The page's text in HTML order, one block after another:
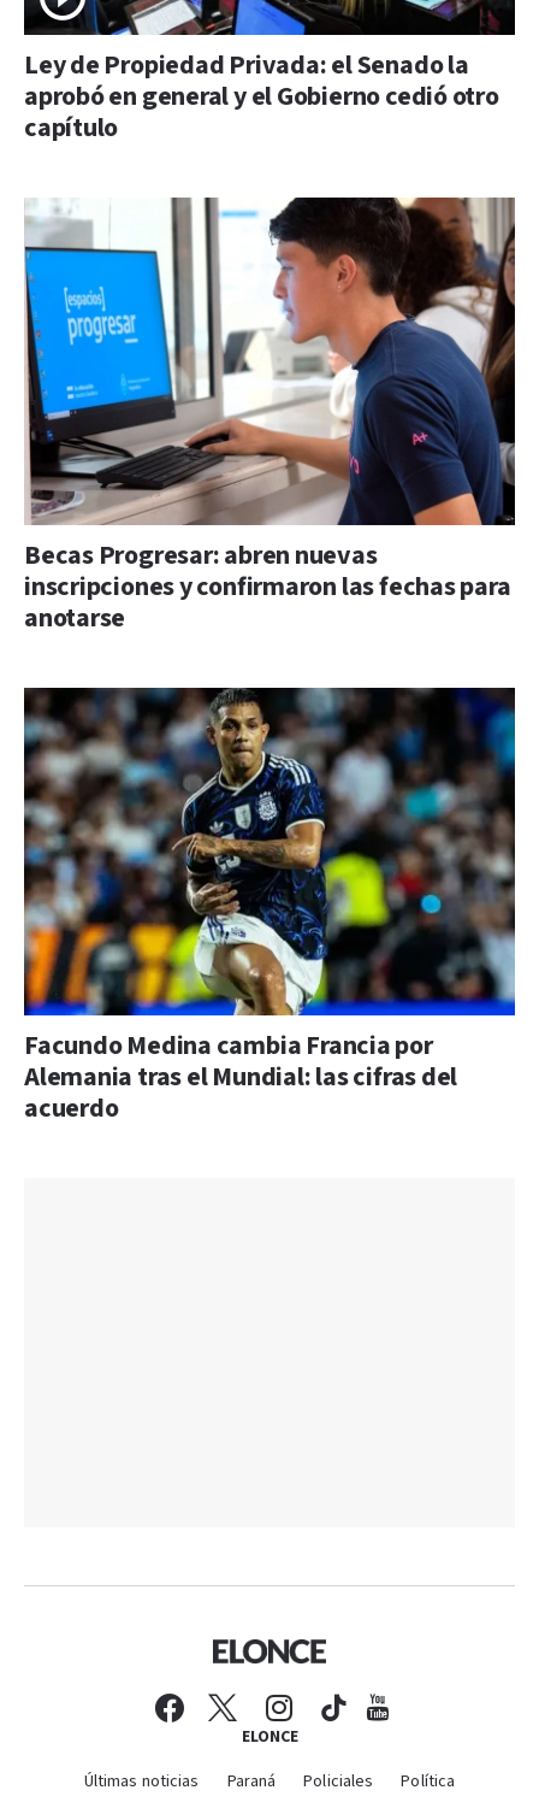
Ley de Propiedad Privada: el Senado la
aprobó en general y el Gobierno cedió otro
capítulo
Becas Progresar: abren nuevas
inscripciones y confirmaron las fechas para
anotarse
Facundo Medina cambia Francia por
Alemania tras el Mundial: las cifras del
acuerdo
ELONCE
Últimas noticias Paraná Policiales Política